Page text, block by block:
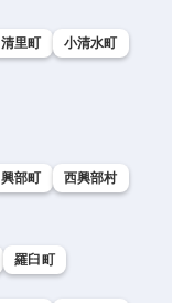
清里町
小清水町
興部町
西興部村
羅臼町